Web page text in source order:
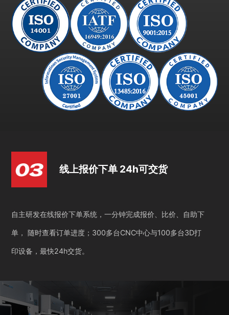
线上报价下单 24h可交货
自主研发在线报价下单系统，一分钟完成报价、比价、自助下
单， 随时查看订单进度；300多台CNC中心与100多台3D打
印设备，最快24h交货。